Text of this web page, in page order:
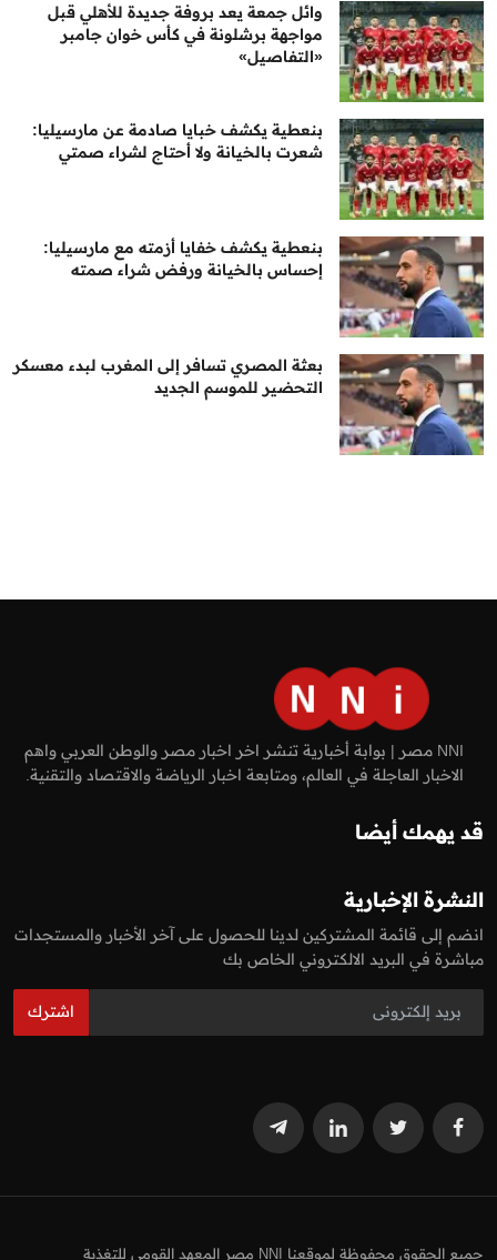
وائل جمعة يعد بروفة جديدة للأهلي قبل
مواجهة برشلونة في كأس خوان جامبر
«التفاصيل»
بنعطية يكشف خبايا صادمة عن مارسيليا:
شعرت بالخيانة ولا أحتاج لشراء صمتي
بنعطية يكشف خفايا أزمته مع مارسيليا:
إحساس بالخيانة ورفض شراء صمته
بعثة المصري تسافر إلى المغرب لبدء معسكر
التحضير للموسم الجديد
NNI مصر | بوابة أخبارية تنشر اخر اخبار مصر والوطن العربي واهم
الاخبار العاجلة في العالم، ومتابعة اخبار الرياضة والاقتصاد والتقنية.
قد يهمك أيضا
النشرة الإخبارية
انضم إلى قائمة المشتركين لدينا للحصول على آخر الأخبار والمستجدات
مباشرة في البريد الالكتروني الخاص بك
اشترك
جميع الحقوق محفوظة لموقعنا NNI مصر المعهد القومي للتغذية